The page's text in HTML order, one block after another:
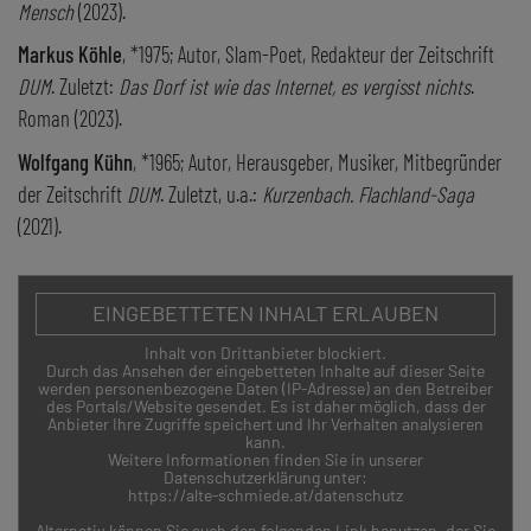
Mensch(2023).
Markus Köhle, *1975; Autor, Slam-Poet, Redakteur der Zeitschrift
DUM. Zuletzt: Das Dorf ist wie das Internet, es vergisst nichts.
Roman (2023).
Wolfgang Kühn, *1965; Autor, Herausgeber, Musiker, Mitbegründer
der Zeitschrift DUM. Zuletzt, u.a.: Kurzenbach. Flachland-Saga
(2021).
EINGEBETTETEN INHALT ERLAUBEN
Inhalt von Drittanbieter blockiert.
Durch das Ansehen der eingebetteten Inhalte auf dieser Seite
werden personenbezogene Daten (IP-Adresse) an den Betreiber
des Portals/Website gesendet. Es ist daher möglich, dass der
Anbieter Ihre Zugriffe speichert und Ihr Verhalten analysieren
kann.
Weitere Informationen finden Sie in unserer
Datenschutzerklärung unter:
https://alte-schmiede.at/datenschutz